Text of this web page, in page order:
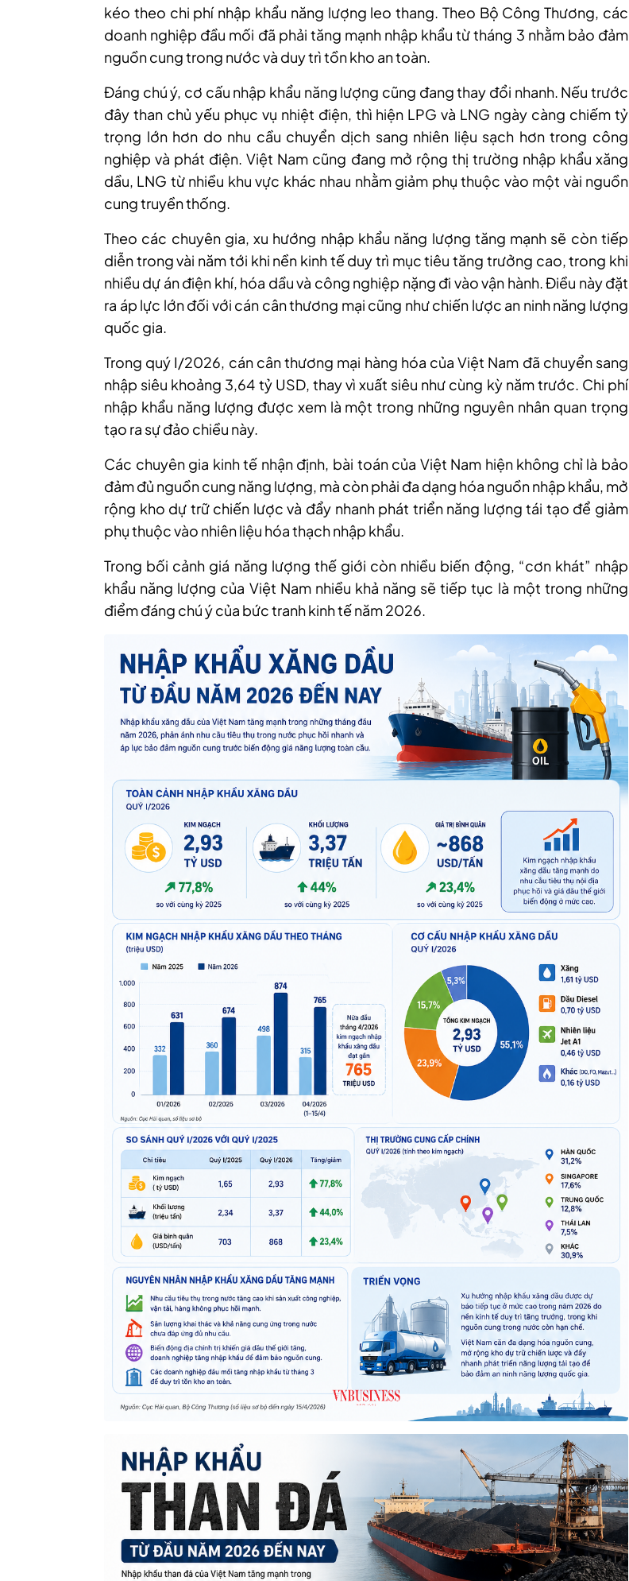
kéo theo chi phí nhập khẩu năng lượng leo thang. Theo Bộ Công Thương, các
doanh nghiệp đầu mối đã phải tăng mạnh nhập khẩu từ tháng 3 nhằm bảo đảm
nguồn cung trong nước và duy trì tồn kho an toàn.
Đáng chú ý, cơ cấu nhập khẩu năng lượng cũng đang thay đổi nhanh. Nếu trước
đây than chủ yếu phục vụ nhiệt điện, thì hiện LPG và LNG ngày càng chiếm tỷ
trọng lớn hơn do nhu cầu chuyển dịch sang nhiên liệu sạch hơn trong công
nghiệp và phát điện. Việt Nam cũng đang mở rộng thị trường nhập khẩu xăng
dầu, LNG từ nhiều khu vực khác nhau nhằm giảm phụ thuộc vào một vài nguồn
cung truyền thống.
Theo các chuyên gia, xu hướng nhập khẩu năng lượng tăng mạnh sẽ còn tiếp
diễn trong vài năm tới khi nền kinh tế duy trì mục tiêu tăng trưởng cao, trong khi
nhiều dự án điện khí, hóa dầu và công nghiệp nặng đi vào vận hành. Điều này đặt
ra áp lực lớn đối với cán cân thương mại cũng như chiến lược an ninh năng lượng
quốc gia.
Trong quý I/2026, cán cân thương mại hàng hóa của Việt Nam đã chuyển sang
nhập siêu khoảng 3,64 tỷ USD, thay vì xuất siêu như cùng kỳ năm trước. Chi phí
nhập khẩu năng lượng được xem là một trong những nguyên nhân quan trọng
tạo ra sự đảo chiều này.
Các chuyên gia kinh tế nhận định, bài toán của Việt Nam hiện không chỉ là bảo
đảm đủ nguồn cung năng lượng, mà còn phải đa dạng hóa nguồn nhập khẩu, mở
rộng kho dự trữ chiến lược và đẩy nhanh phát triển năng lượng tái tạo để giảm
phụ thuộc vào nhiên liệu hóa thạch nhập khẩu.
Trong bối cảnh giá năng lượng thế giới còn nhiều biến động, “cơn khát” nhập
khẩu năng lượng của Việt Nam nhiều khả năng sẽ tiếp tục là một trong những
điểm đáng chú ý của bức tranh kinh tế năm 2026.